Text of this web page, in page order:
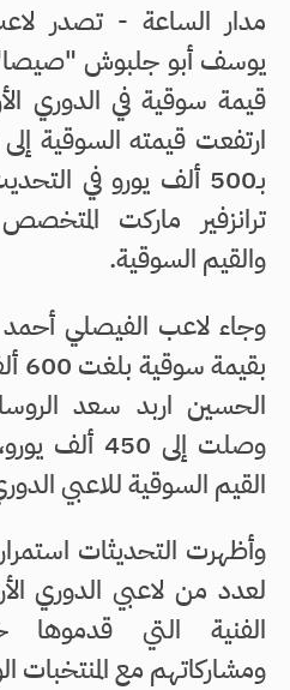
مدار الساعة - تصدر
يوسف أبو جلبوش "صيصا"
قيمة سوقية في الدوري
بـ500 ألف يورو في
ترانزفير ماركت
والقيم السوقية.
وجاء لاعب الفيصلي أحمد
الحسين اربد سعد
وصلت إلى
القيم السوقية للاعبي
وأظهرت التحديثات
لعدد من لاعبي الدوري
الفنية التي قدموها
ومشاركاتهم مع المنتخبات